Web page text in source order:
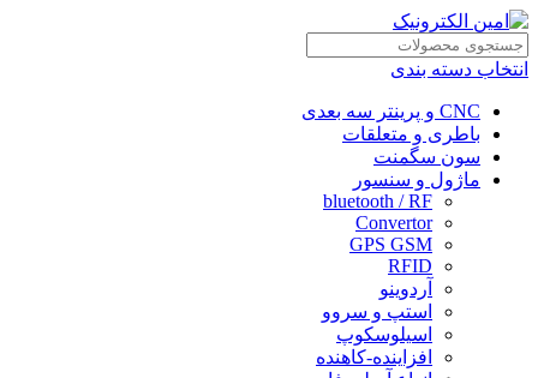
انتخاب دسته بندی
CNC و پرینتر سه بعدی
باطری و متعلقات
سون سگمنت
ماژول و سنسور
bluetooth / RF
Convertor
GPS GSM
RFID
آردوینو
استپ و سروو
اسیلوسکوپ
افزاینده-کاهنده